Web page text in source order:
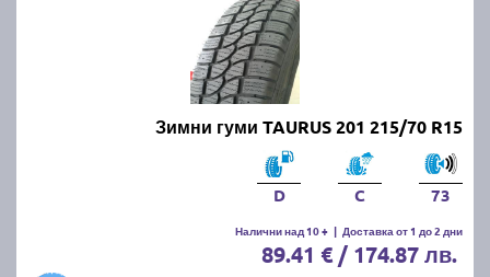
Зимни гуми TAURUS 201 215/70 R15
D C 73
Налични над 10 + | Доставка от 1 до 2 дни
89.41 € / 174.87 лв.